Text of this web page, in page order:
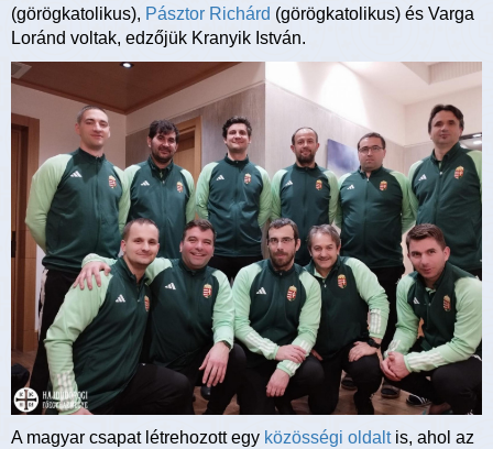
(görögkatolikus), Pásztor Richárd (görögkatolikus) és Varga
Loránd voltak, edzőjük Kranyik István.
A magyar csapat létrehozott egy közösségi oldaltis, ahol az